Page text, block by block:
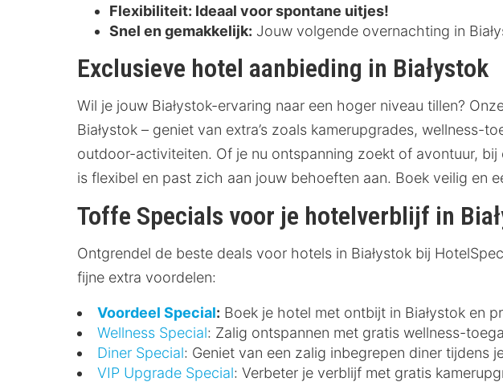
Flexibiliteit: Ideaal voor spontane uitjes!
Snel en gemakkelijk: Jouw volgende overnachting in
Exclusieve hotel aanbieding in Białystok
Wil je jouw Białystok-ervaring naar een hoger niveau tillen?
Białystok – geniet van extra’s zoals kamerupgrades, wellness-
outdoor-activiteiten. Of je nu ontspanning zoekt of avontuur, bij
is flexibel en past zich aan jouw behoeften aan. Boek veilig en
Toffe Specials voor je hotelverblijf in
Ontgrendel de beste deals voor hotels in Białystok bij
fijne extra voordelen:
Voordeel Special: Boek je hotel met ontbijt in Białystok en
Wellness Special: Zalig ontspannen met gratis wellness-
Diner Special: Geniet van een zalig inbegrepen diner tijdens
VIP Upgrade Special: Verbeter je verblijf met gratis